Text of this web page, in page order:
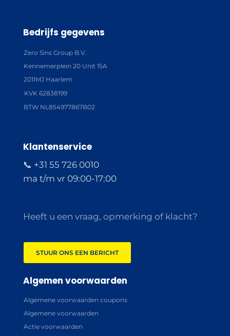
Bedrijfs gegevens
Zero Sins Group B.V.
Kennemerplein 20 Unit 15A
2011MJ Haarlem
KVK 62838199
BTW NL854977867B02
Klantenservice
📞 +31 55 726 0010
ma t/m vr 09:00-17:00
Heeft u een vraag, opmerking of klacht?
STUUR ONS EEN BERICHT
Algemen voorwaarden
Algemene voorwaarden coupons
Algemene voorwaarden
Actie voorwaarden